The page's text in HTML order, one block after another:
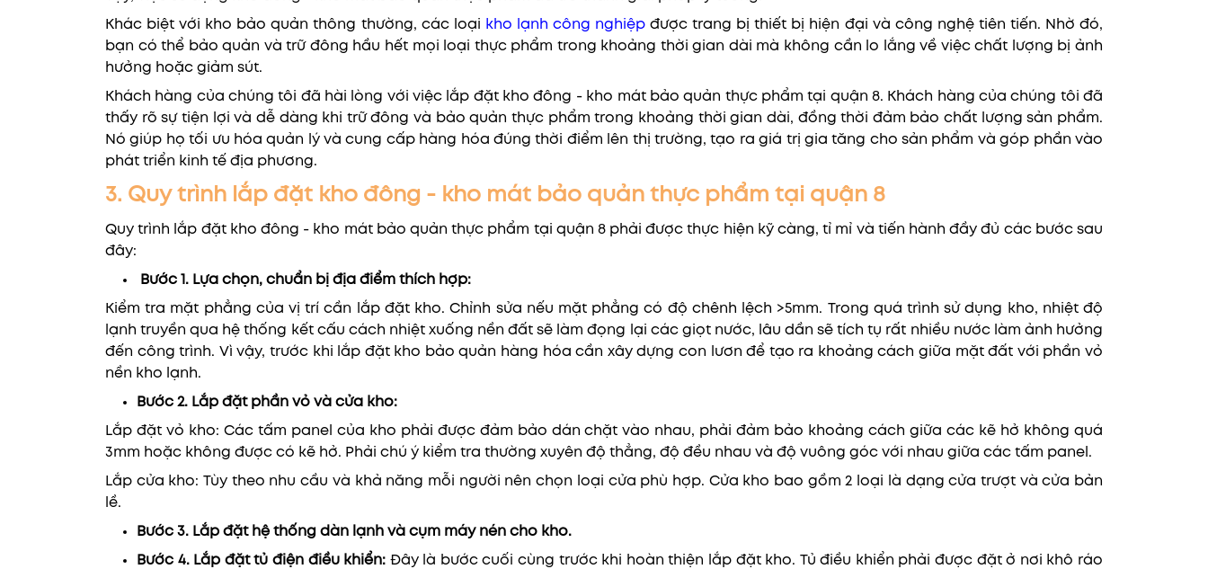
Khác biệt với kho bảo quản thông thường, các loại kho lạnh công nghiệpđược trang bị thiết bị hiện đại và công nghệ tiên tiến. Nhờ đó,
bạn có thể bảo quản và trữ đông hầu hết mọi loại thực phẩm trong khoảng thời gian dài mà không cần lo lắng về việc chất lượng bị ảnh
hưởng hoặc giảm sút.
Khách hàng của chúng tôi đã hài lòng với việc lắp đặt kho đông - kho mát bảo quản thực phẩm tại quận 8. Khách hàng của chúng tôi đã
thấy rõ sự tiện lợi và dễ dàng khi trữ đông và bảo quản thực phẩm trong khoảng thời gian dài, đồng thời đảm bảo chất lượng sản phẩm.
Nó giúp họ tối ưu hóa quản lý và cung cấp hàng hóa đúng thời điểm lên thị trường, tạo ra giá trị gia tăng cho sản phẩm và góp phần vào
phát triển kinh tế địa phương.
3. Quy trình lắp đặt kho đông - kho mát bảo quản thực phẩm tại quận 8
Quy trình lắp đặt kho đông - kho mát bảo quản thực phẩm tại quận 8 phải được thực hiện kỹ càng, tỉ mỉ và tiến hành đầy đủ các bước sau
đây:
Bước 1. Lựa chọn, chuẩn bị địa điểm thích hợp:
Kiểm tra mặt phẳng của vị trí cần lắp đặt kho. Chỉnh sửa nếu mặt phẳng có độ chênh lệch >5mm. Trong quá trình sử dụng kho, nhiệt độ
lạnh truyền qua hệ thống kết cấu cách nhiệt xuống nền đất sẽ làm đọng lại các giọt nước, lâu dần sẽ tích tụ rất nhiều nước làm ảnh hưởng
đến công trình. Vì vậy, trước khi lắp đặt kho bảo quản hàng hóa cần xây dựng con lươn để tạo ra khoảng cách giữa mặt đất với phần vỏ
nền kho lạnh.
Bước 2. Lắp đặt phần vỏ và cửa kho:
Lắp đặt vỏ kho: Các tấm panel của kho phải được đảm bảo dán chặt vào nhau, phải đảm bảo khoảng cách giữa các kẽ hở không quá
3mm hoặc không được có kẽ hở. Phải chú ý kiểm tra thường xuyên độ thẳng, độ đều nhau và độ vuông góc với nhau giữa các tấm panel.
Lắp cửa kho: Tùy theo nhu cầu và khả năng mỗi người nên chọn loại cửa phù hợp. Cửa kho bao gồm 2 loại là dạng cửa trượt và cửa bản
lề.
Bước 3. Lắp đặt hệ thống dàn lạnh và cụm máy nén cho kho.
Bước 4. Lắp đặt tủ điện điều khiển: Đây là bước cuối cùng trước khi hoàn thiện lắp đặt kho. Tủ điều khiển phải được đặt ở nơi khô ráo